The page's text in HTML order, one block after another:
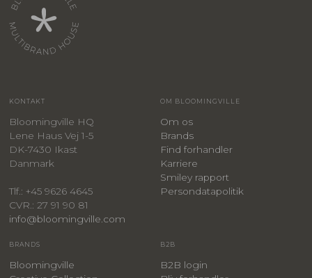
KONTAKT
Bloomingville HQ
Lene Haus Vej 1-5
DK-7430 Ikast
Danmark
Tlf.: +45 9626 4645
CVR.: 27 91 90 81
info@bloomingville.com
OM BLOOMINGVILLE
Om os
Brands
Find forhandler
Karriere
Smiley rapport
Persondatapolitik
BRANDS
Bloomingville
B2B
B2B login